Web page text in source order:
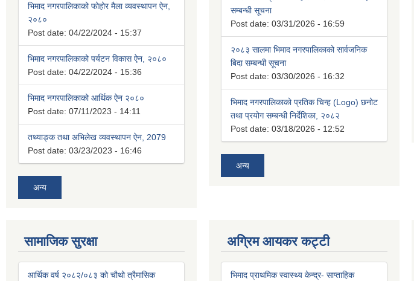
भिमाद नगरपालिकाको फोहोर मैला व्यवस्थापन ऐन,
२०८०
Post date: 04/22/2024 - 15:37
भिमाद नगरपालिकाको पर्यटन विकास ऐन, २०८०
Post date: 04/22/2024 - 15:36
भिमाद नगरपालिकाको आर्थिक ऐन २०८०
Post date: 07/11/2023 - 14:11
तथ्याङ्क तथा अभिलेख व्यवस्थापन ऐन, 2079
Post date: 03/23/2023 - 16:46
अन्य
सम्बन्धी सूचना
Post date: 03/31/2026 - 16:59
२०८३ सालमा भिमाद नगरपालिकाको सार्वजनिक
बिदा सम्बन्धी सूचना
Post date: 03/30/2026 - 16:32
भिमाद नगरपालिकाको प्रतिक चिन्ह (Logo) छनोट
तथा प्रयोग सम्बन्धी निर्देशिका, २०८२
Post date: 03/18/2026 - 12:52
अन्य
सामाजिक सुरक्षा
आर्थिक वर्ष २०८२/०८३ को चौथो त्रैमासिक
अग्रिम आयकर कट्टी
भिमाद प्राथमिक स्वास्थ्य केन्द्र- साप्ताहिक